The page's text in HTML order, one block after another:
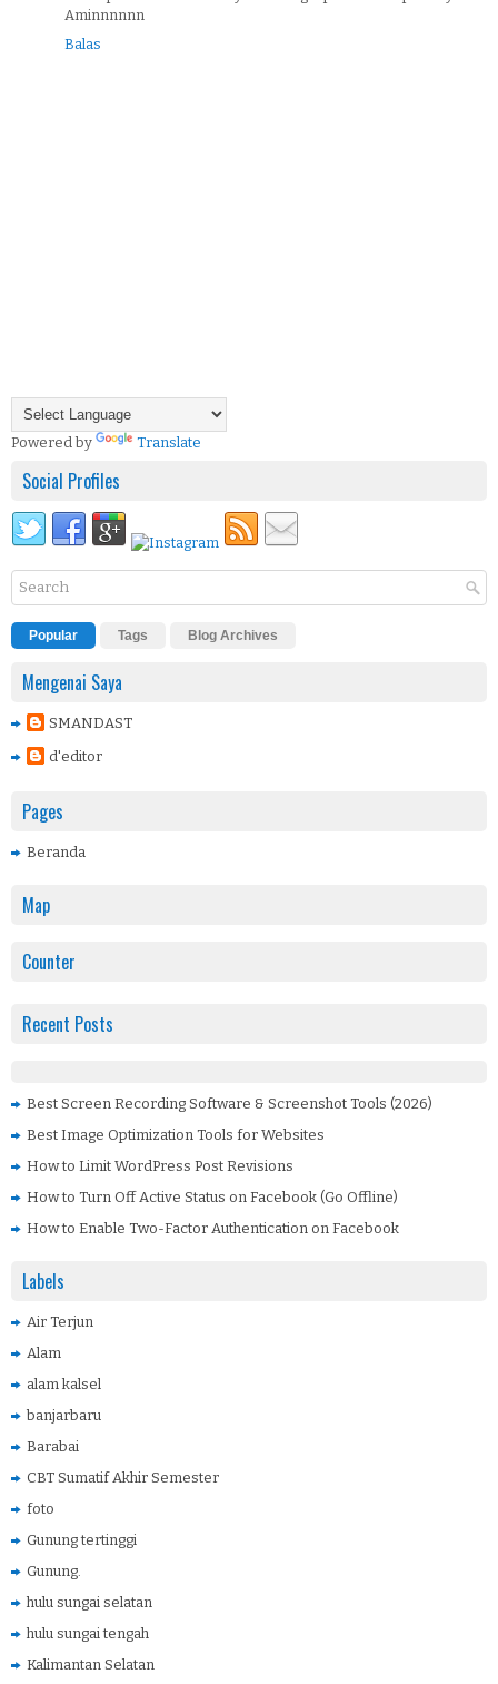
Aminnnnnn
Balas
Powered by Translate
Social Profiles
Popular Tags Blog Archives
Mengenai Saya
SMANDAST
d'editor
Pages
Beranda
Map
Counter
Recent Posts
Best Screen Recording Software & Screenshot Tools (2026)
Best Image Optimization Tools for Websites
How to Limit WordPress Post Revisions
How to Turn Off Active Status on Facebook (Go Offline)
How to Enable Two-Factor Authentication on Facebook
Labels
Air Terjun
Alam
alam kalsel
banjarbaru
Barabai
CBT Sumatif Akhir Semester
foto
Gunung tertinggi
Gunung.
hulu sungai selatan
hulu sungai tengah
Kalimantan Selatan